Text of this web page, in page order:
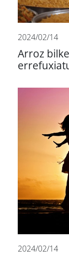
2024/02/14
Arroz
2024/02/14